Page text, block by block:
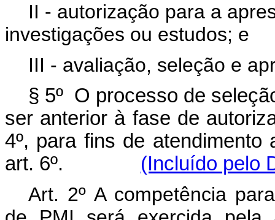
II - autorização para a
investigações ou estudos; e
III - avaliação, seleção e
§ 5º O processo de
ser anterior à fase de
4º, para fins de
art. 6º. (Incluído pelo
Art. 2º A competência